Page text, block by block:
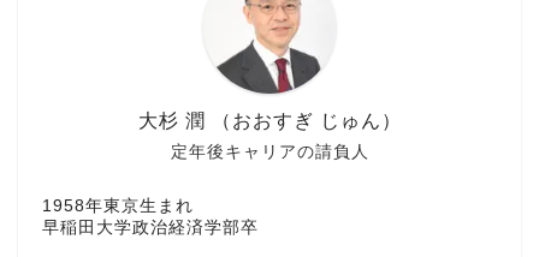
定年後キャリアの請負人
大杉 潤 （おおすぎ じゅん）
1958年東京生まれ
早稲田大学政治経済学部卒